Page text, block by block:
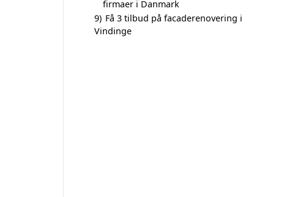
firmaer i Danmark
9) Få 3 tilbud på facaderenovering i
Vindinge